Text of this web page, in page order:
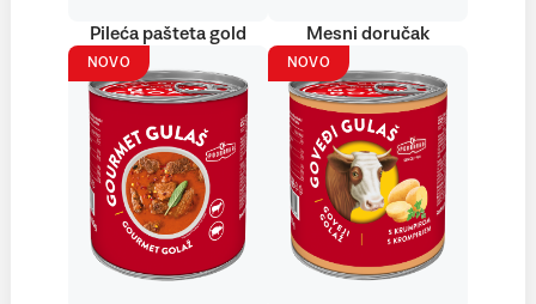
Pileća pašteta gold Mesni doručak
NOVO NOVO